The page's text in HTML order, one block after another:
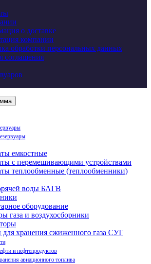
о доставке
компании
обработки персональных данных
соглашения
емкостные
с перемешивающими устройствами
теплообменные (теплообменники)
воды БАГВ
оборудование
газа и воздухосборники
для хранения сжиженного газа СУГ
и нефтепродуктов
авиационного топлива